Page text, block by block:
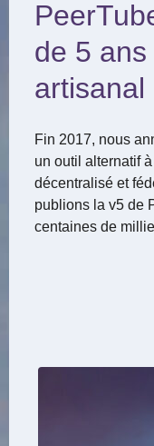
de 5
artisanal
Fin 2017, nous
un outil alternatif
décentralisé et
publions la v5 de
centaines de